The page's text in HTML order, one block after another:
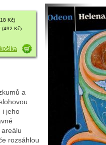
Kč)
(492 Kč)
a
i jeho
rozsáhlou